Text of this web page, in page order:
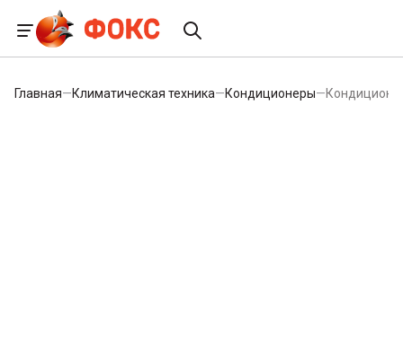
Главная—Климатическая техника—Кондиционеры—